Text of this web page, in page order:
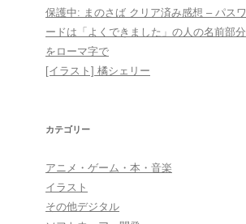
保護中: まのさば クリア済み感想 – パスワ
ードは「よくできました」の人の名前部分
をローマ字で
[イラスト] 橘シェリー
カテゴリー
アニメ・ゲーム・本・音楽
イラスト
その他デジタル